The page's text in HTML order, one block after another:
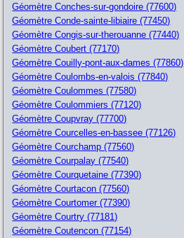
Géomètre Conches-sur-gondoire (77600)
Géomètre Conde-sainte-libiaire (77450)
Géomètre Congis-sur-therouanne (77440)
Géomètre Coubert (77170)
Géomètre Couilly-pont-aux-dames (77860)
Géomètre Coulombs-en-valois (77840)
Géomètre Coulommes (77580)
Géomètre Coulommiers (77120)
Géomètre Coupvray (77700)
Géomètre Courcelles-en-bassee (77126)
Géomètre Courchamp (77560)
Géomètre Courpalay (77540)
Géomètre Courquetaine (77390)
Géomètre Courtacon (77560)
Géomètre Courtomer (77390)
Géomètre Courtry (77181)
Géomètre Coutencon (77154)